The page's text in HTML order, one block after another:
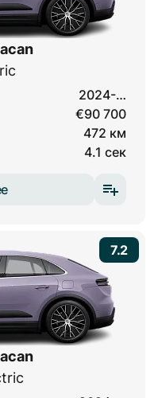
2024-…
€90 700
472 км
4.1 сек
7.2